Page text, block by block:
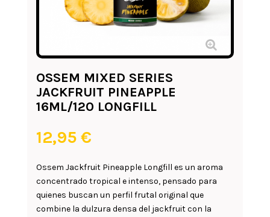
OSSEM MIXED SERIES
JACKFRUIT PINEAPPLE
16ML/120 LONGFILL
12,95 €
Ossem Jackfruit Pineapple Longfill es un aroma
concentrado tropical e intenso, pensado para
quienes buscan un perfil frutal original que
combine la dulzura densa del jackfruitcon la